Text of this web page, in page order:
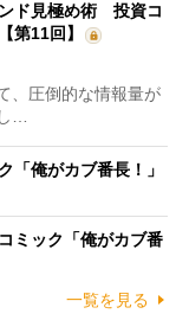
ンド見極め術 投資コ
第11回】
、圧倒的な情報量が
…
俺がカブ番長！」
ミック「俺がカブ番
一覧を見る